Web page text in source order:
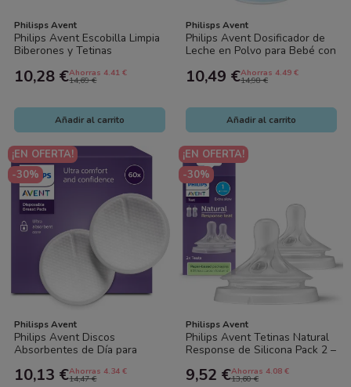
Philisps Avent
Philips Avent Escobilla Limpia
Biberones y Tetinas
10,28 €Ahorras 4.41 €
14,69 €
Añadir al carrito
Philisps Avent
Philips Avent Dosificador de
Leche en Polvo para Bebé con
10,49 €Ahorras 4.49 €
14,98 €
Añadir al carrito
¡EN OFERTA!
-30%
Philisps Avent
Philips Avent Discos
Absorbentes de Día para
10,13 €Ahorras 4.34 €
14,47 €
¡EN OFERTA!
-30%
Philisps Avent
Philips Avent Tetinas Natural
Response de Silicona Pack 2 –
9,52 €Ahorras 4.08 €
13,60 €